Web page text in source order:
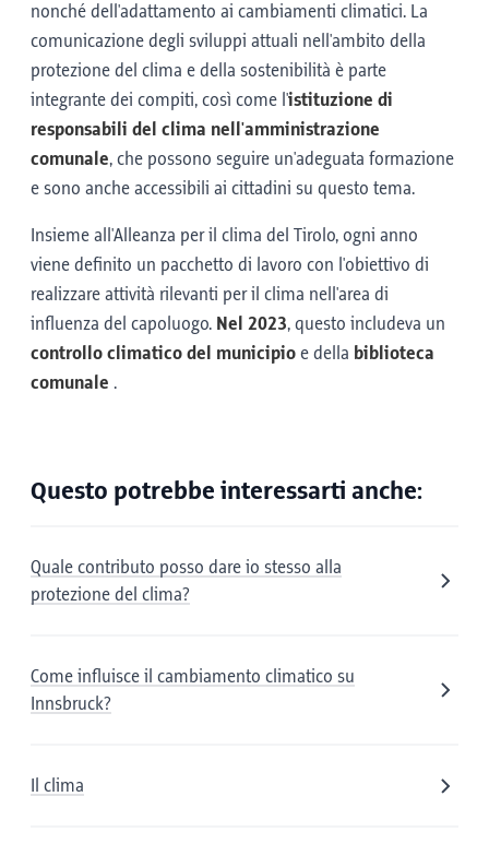
nonché dell'adattamento ai cambiamenti climatici. La
comunicazione degli sviluppi attuali nell'ambito della
protezione del clima e della sostenibilità è parte
integrante dei compiti, così come l'istituzione di
responsabili del clima nell'amministrazione
comunale, che possono seguire un'adeguata formazione
e sono anche accessibili ai cittadini su questo tema.
Insieme all'Alleanza per il clima del Tirolo, ogni anno
viene definito un pacchetto di lavoro con l'obiettivo di
realizzare attività rilevanti per il clima nell'area di
influenza del capoluogo. Nel 2023, questo includeva un
controllo climatico del municipio e della biblioteca
comunale .
Questo potrebbe interessarti anche:
Quale contributo posso dare io stesso alla
protezione del clima?
Come influisce il cambiamento climatico su
Innsbruck?
Il clima